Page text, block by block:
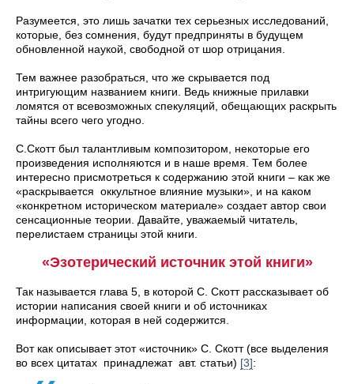
Разумеется, это лишь зачатки тех серьезных исследований,
которые, без сомнения, будут предприняты в будущем
обновленной наукой, свободной от шор отрицания.
Тем важнее разобраться, что же скрывается под
интригующим названием книги. Ведь книжные прилавки
ломятся от всевозможных спекуляций, обещающих раскрыть
тайны всего чего угодно.
С.Скотт был талантливым композитором, некоторые его
произведения исполняются и в наше время. Тем более
интересно присмотреться к содержанию этой книги – как же
«раскрывается оккультное влияние музыки», и на каком
«конкретном историческом материале» создает автор свои
сенсационные теории. Давайте, уважаемый читатель,
перелистаем страницы этой книги.
«Эзотерический источник этой книги»
Так называется глава 5, в которой С. Скотт рассказывает об
истории написания своей книги и об источниках
информации, которая в ней содержится.
Вот как описывает этот «источник» С. Скотт (все выделения
во всех цитатах принадлежат авт. статьи) [3]: